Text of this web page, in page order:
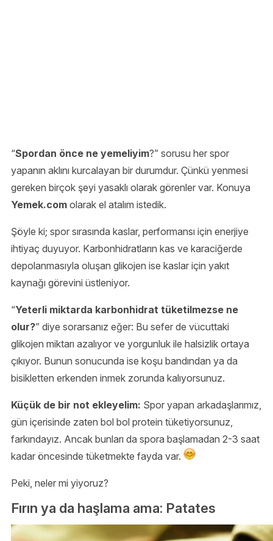
“Spordan önce ne yemeliyim?” sorusu her spor
yapanın aklını kurcalayan bir durumdur. Çünkü yenmesi
gereken birçok şeyi yasaklı olarak görenler var. Konuya
Yemek.com olarak el atalım istedik.
Şöyle ki; spor sırasında kaslar, performansı için enerjiye
ihtiyaç duyuyor. Karbonhidratların kas ve karaciğerde
depolanmasıyla oluşan glikojen ise kaslar için yakıt
kaynağı görevini üstleniyor.
“Yeterli miktarda karbonhidrat tüketilmezse ne
olur?” diye sorarsanız eğer: Bu sefer de vücuttaki
glikojen miktarı azalıyor ve yorgunluk ile halsizlik ortaya
çıkıyor. Bunun sonucunda ise koşu bandından ya da
bisikletten erkenden inmek zorunda kalıyorsunuz.
Küçük de bir not ekleyelim: Spor yapan arkadaşlarımız,
gün içerisinde zaten bol bol protein tüketiyorsunuz,
farkındayız. Ancak bunları da spora başlamadan 2-3 saat
kadar öncesinde tüketmekte fayda var.
Peki, neler mi yiyoruz?
Fırın ya da haşlama ama: Patates